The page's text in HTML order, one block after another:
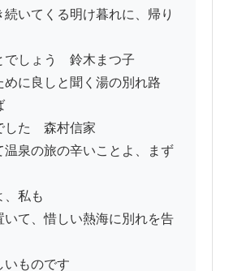
いてくる明け暮れに、帰り
でしょう　鈴木まつ子
に良しと聞く湯の別れ路
した　森村信家
泉の旅の辛いことよ、まず
、私も
て、惜しい熱海に別れを告
いものです